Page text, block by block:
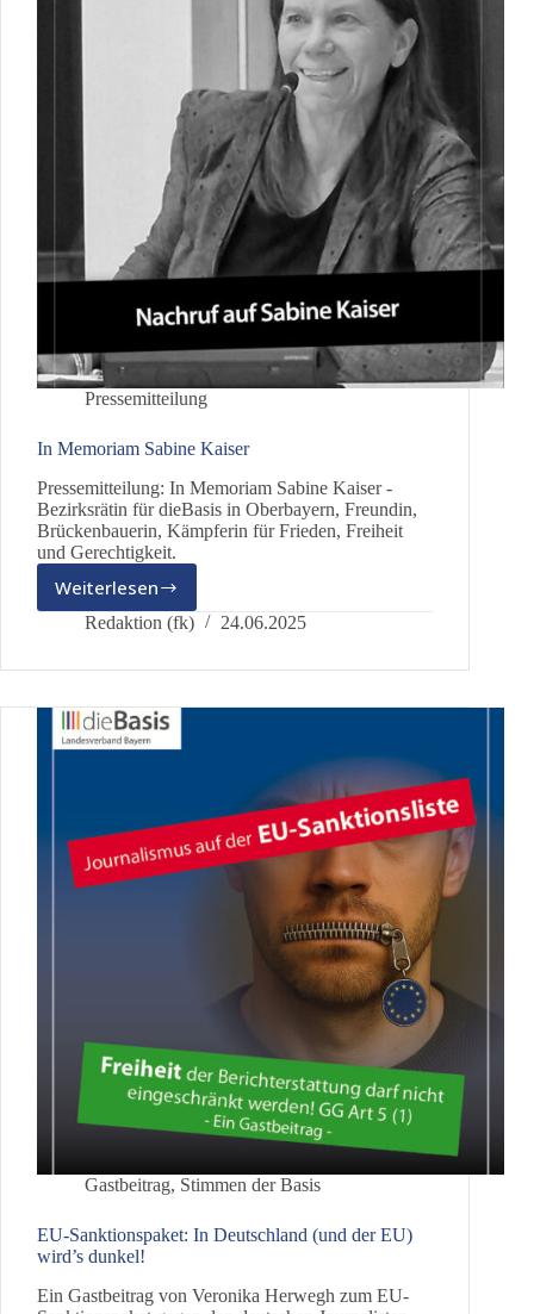
Pressemitteilung
In Memoriam Sabine Kaiser
Pressemitteilung: In Memoriam Sabine Kaiser -
Bezirksrätin für dieBasis in Oberbayern, Freundin,
Brückenbauerin, Kämpferin für Frieden, Freiheit
und Gerechtigkeit.
Weiterlesen
In
Memoriam
Kaiser
Redaktion (fk) 24.06.2025
Gastbeitrag, Stimmen der Basis
EU-Sanktionspaket: In Deutschland (und der EU)
wird’s dunkel!
Ein Gastbeitrag von Veronika Herwegh zum EU-